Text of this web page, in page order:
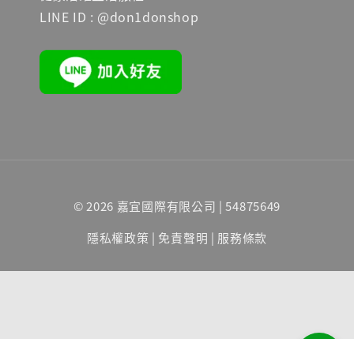
LINE ID : @don1donshop
© 2026 嘉宜國際有限公司 | 54875649
隱私權政策 | 免責聲明 | 服務條款